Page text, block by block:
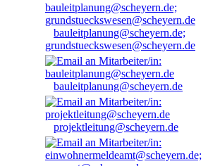
bauleitplanung@scheyern.de;
grundstueckswesen@scheyern.de
bauleitplanung@scheyern.de
projektleitung@scheyern.de